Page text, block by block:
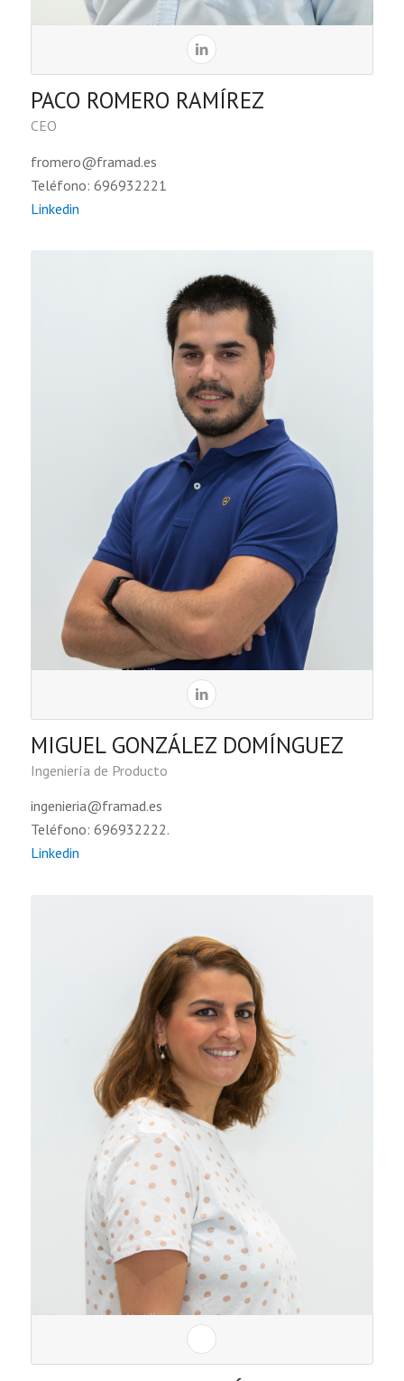
PACO ROMERO RAMÍREZ
CEO
fromero@framad.es
Teléfono: 696932221
Linkedin
MIGUEL GONZÁLEZ DOMÍNGUEZ
Ingeniería de Producto
ingenieria@framad.es
Teléfono: 696932222.
Linkedin